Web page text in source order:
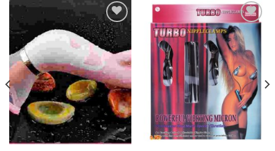
Add to
wishlist
Add to
wishlist